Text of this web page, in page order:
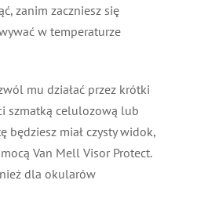
zanim zaczniesz się
w temperaturze
mu działać przez krótki
szmatką celulozową lub
będziesz miał czysty widok,
Van Mell Visor Protect.
dla okularów